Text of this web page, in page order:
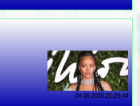
04 08 2026 21:29:44